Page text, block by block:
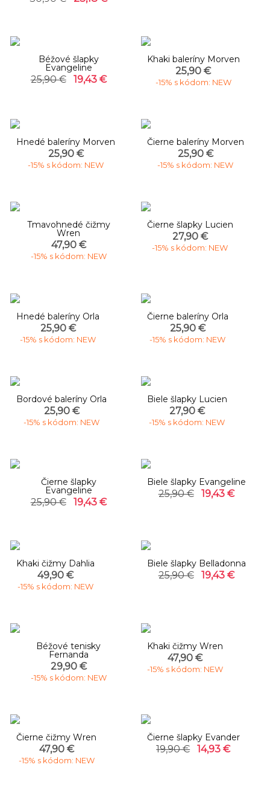
Béžové šlapky
Evangeline
25,90 € 19,43 €
Khaki baleríny Morven
25,90 €
-15% s kódom: NEW
Hnedé baleríny Morven
25,90 €
-15% s kódom: NEW
Čierne baleríny Morven
25,90 €
-15% s kódom: NEW
Tmavohnedé čižmy
Wren
47,90 €
-15% s kódom: NEW
Čierne šlapky Lucien
27,90 €
-15% s kódom: NEW
Hnedé baleríny Orla
25,90 €
-15% s kódom: NEW
Čierne baleríny Orla
25,90 €
-15% s kódom: NEW
Bordové baleríny Orla
25,90 €
-15% s kódom: NEW
Biele šlapky Lucien
27,90 €
-15% s kódom: NEW
Čierne šlapky
Evangeline
25,90 € 19,43 €
Biele šlapky Evangeline
25,90 € 19,43 €
Khaki čižmy Dahlia
49,90 €
-15% s kódom: NEW
Biele šlapky Belladonna
25,90 € 19,43 €
Béžové tenisky
Fernanda
29,90 €
-15% s kódom: NEW
Khaki čižmy Wren
47,90 €
-15% s kódom: NEW
Čierne čižmy Wren
47,90 €
-15% s kódom: NEW
Čierne šlapky Evander
19,90 € 14,93 €